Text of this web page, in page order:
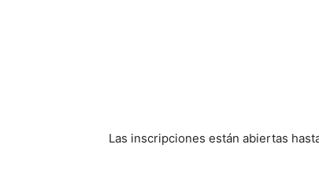
Las inscripciones están abiertas